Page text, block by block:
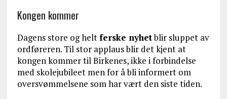
Kongen kommer
Dagens store og heltferske nyhetblir sluppet av
ordføreren. Til stor applaus blir det kjent at
kongen kommer til Birkenes, ikke i forbindelse
med skolejubileet men for å bli informert om
oversvømmelsene som har vært den siste tiden.